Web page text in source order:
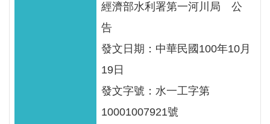
經濟部水利署第一河川局 公
告
發文日期：中華民國100年10月
19日
發文字號：水一工字第
10001007921號